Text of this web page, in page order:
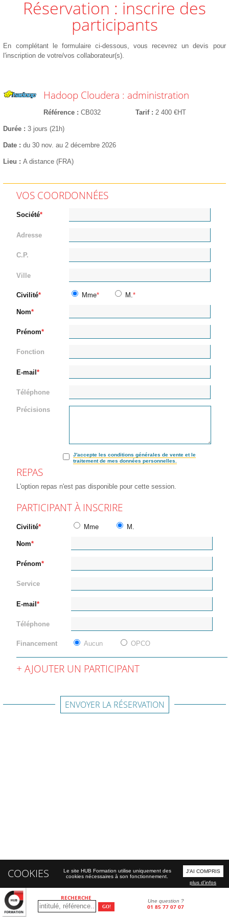
RECHERCHE Une question ?
01 85 77 07 07
Réservation : inscrire des
participants
En complétant le formulaire ci-dessous, vous recevrez un devis pour
l'inscription de votre/vos collaborateur(s).
Hadoop Cloudera : administration
Référence CB032 Tarif 2 400 €HT
Durée 3 jours (21h)
Date du 30 nov. au 2 décembre 2026
Lieu A distance (FRA)
VOS COORDONNÉES
Société
Adresse
C.P.
Ville
Civilité Mme M.
Nom
Prénom
Fonction
E-mail
Téléphone
Précisions
J'accepte les conditions générales de vente et le
traitement de mes données personnelles.
REPAS
L'option repas n'est pas disponible pour cette session.
PARTICIPANT À INSCRIRE
Civilité Mme M.
Nom
Prénom
Service
E-mail
Téléphone
Financement Aucun OPCO
AJOUTER UN PARTICIPANT
ENVOYER LA RÉSERVATION
COOKIES
Le site HUB Formation utilise uniquement des
cookies nécessaires à son fonctionnement.
J'AI COMPRIS
plus d'infos